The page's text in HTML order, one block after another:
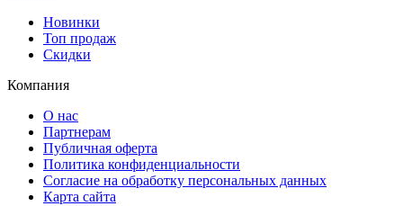
Новинки
Топ продаж
Скидки
Компания
О нас
Партнерам
Публичная оферта
Политика конфиденциальности
Согласие на обработку персональных данных
Карта сайта